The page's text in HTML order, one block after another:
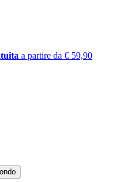
a partire da € 59,90